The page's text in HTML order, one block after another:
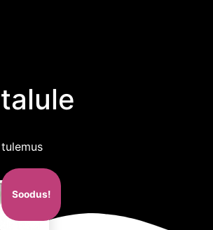
Soodus!